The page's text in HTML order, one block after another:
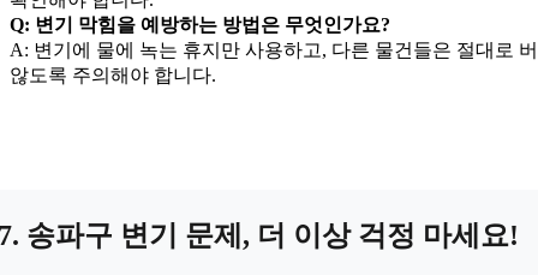
Q: 변기 막힘을 예방하는 방법은 무엇인가요?
A: 변기에 물에 녹는 휴지만 사용하고, 다른 물건들은 절대로
않도록 주의해야 합니다.
송파구 변기 문제, 더 이상 걱정 마세요!